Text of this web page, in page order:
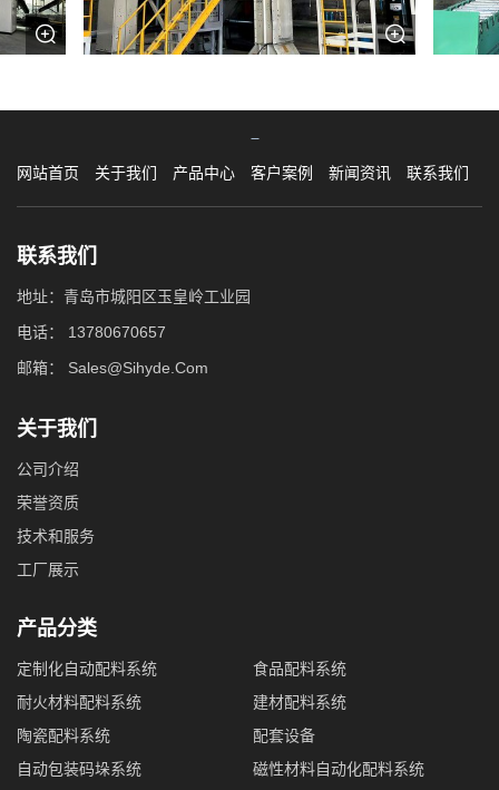
网站首页 关于我们 产品中心 客户案例 新闻资讯 联系我们
联系我们
地址：青岛市城阳区玉皇岭工业园
电话： 13780670657
邮箱： Sales@Sihyde.Com
关于我们
公司介绍
荣誉资质
技术和服务
工厂展示
产品分类
定制化自动配料系统
耐火材料配料系统
陶瓷配料系统
自动包装码垛系统
食品配料系统
建材配料系统
配套设备
磁性材料自动化配料系统